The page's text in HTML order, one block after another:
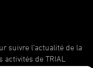
suivre l’actualité de la
de TRIAL